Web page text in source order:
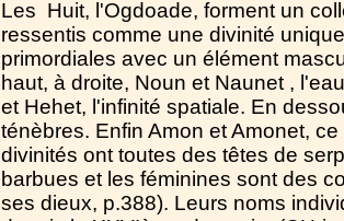
Les Huit, l'Ogdoade, forment un
ressentis comme une divinité
primordiales avec un élément
haut, à droite, Noun et Naunet ,
et Hehet, l'infinité spatiale. En
ténèbres. Enfin Amon et Amonet,
divinités ont toutes des têtes de
barbues et les féminines sont des
ses dieux, p.388). Leurs noms